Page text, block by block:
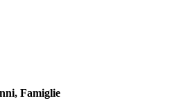
Famiglie